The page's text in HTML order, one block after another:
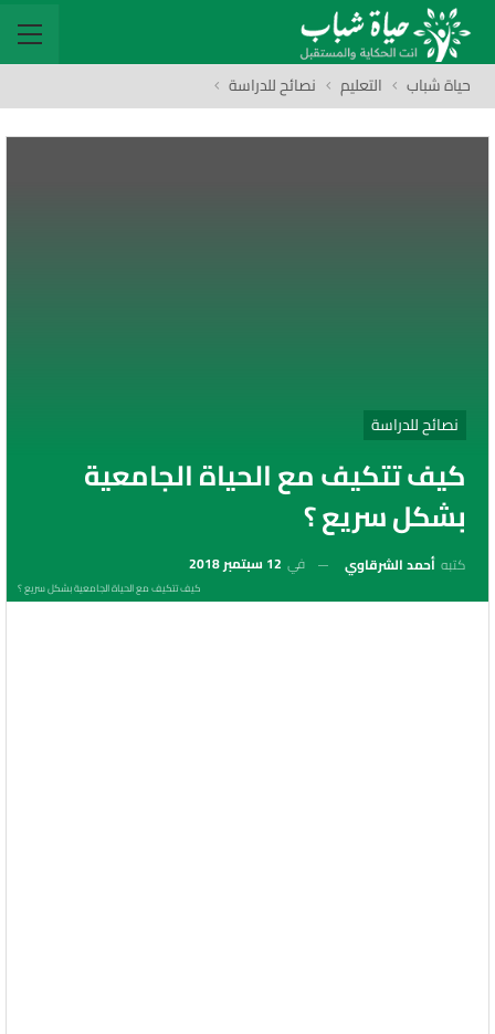
حياة شباب التعليم نصائح للدراسة
نصائح للدراسة
كيف تتكيف مع الحياة الجامعية
بشكل سريع ؟
كتبه أحمد الشرقاوي في 12 سبتمبر 2018
كيف تتكيف مع الحياة الجامعية بشكل سريع ؟